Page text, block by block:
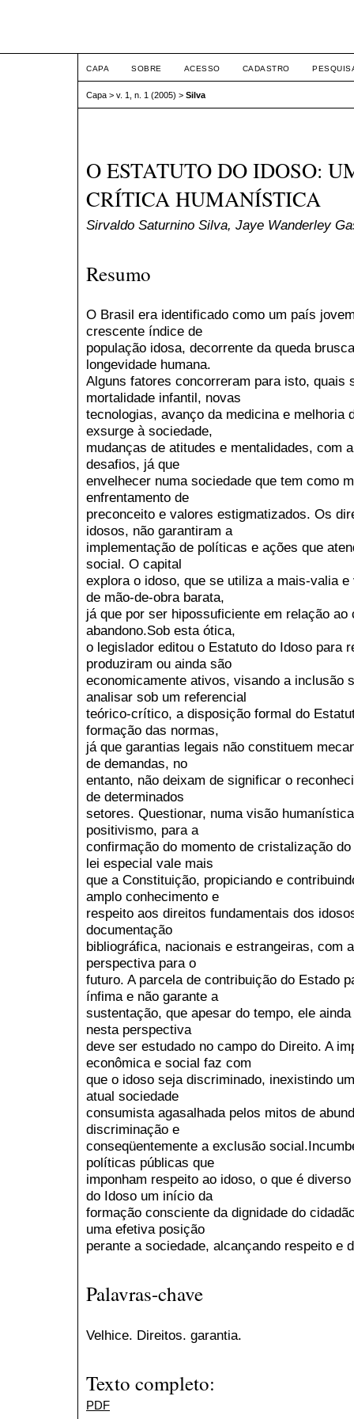
CAPA SOBRE ACESSO CADASTRO
Capa > v. 1, n. 1 (2005) > Silva
O ESTATUTO DO IDOSO:
CRÍTICA HUMANÍSTICA
Sirvaldo Saturnino Silva, Jaye Wanderley
Resumo
O Brasil era identificado como um país
crescente índice de
população idosa, decorrente da queda
longevidade humana.
Alguns fatores concorreram para isto, quais
mortalidade infantil, novas
tecnologias, avanço da medicina e melhoria
exsurge à sociedade,
mudanças de atitudes e mentalidades, com
desafios, já que
envelhecer numa sociedade que tem como
enfrentamento de
preconceito e valores estigmatizados. Os
idosos, não garantiram a
implementação de políticas e ações que
social. O capital
explora o idoso, que se utiliza a mais-valia
de mão-de-obra barata,
já que por ser hipossuficiente em relação
abandono.Sob esta ótica,
o legislador editou o Estatuto do Idoso para
produziram ou ainda são
economicamente ativos, visando a inclusão
analisar sob um referencial
teórico-crítico, a disposição formal do
formação das normas,
já que garantias legais não constituem
de demandas, no
entanto, não deixam de significar o
de determinados
setores. Questionar, numa visão
positivismo, para a
confirmação do momento de cristalização
lei especial vale mais
que a Constituição, propiciando e
amplo conhecimento e
respeito aos direitos fundamentais dos
documentação
bibliográfica, nacionais e estrangeiras, com
perspectiva para o
futuro. A parcela de contribuição do Estado
ínfima e não garante a
sustentação, que apesar do tempo, ele
nesta perspectiva
deve ser estudado no campo do Direito. A
econômica e social faz com
que o idoso seja discriminado, inexistindo
atual sociedade
consumista agasalhada pelos mitos de
discriminação e
conseqüentemente a exclusão
políticas públicas que
imponham respeito ao idoso, o que é
do Idoso um início da
formação consciente da dignidade do
uma efetiva posição
perante a sociedade, alcançando respeito e
Palavras-chave
Velhice. Direitos. garantia.
Texto completo:
PDF